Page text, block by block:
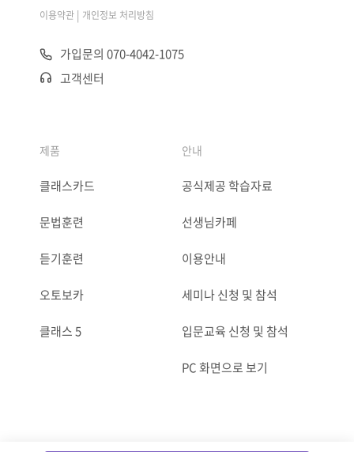
이용약관 | 개인정보 처리방침
가입문의 070-4042-1075
고객센터
제품
클래스카드
문법훈련
듣기훈련
오토보카
클래스 5
안내
공식제공 학습자료
선생님카페
이용안내
세미나 신청 및 참석
입문교육 신청 및 참석
PC 화면으로 보기